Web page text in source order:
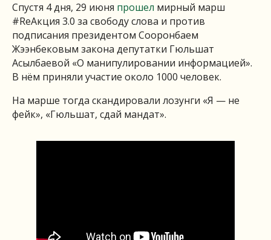
Спустя 4 дня, 29 июня прошел мирный марш
#ReАкция 3.0 за свободу слова и против
подписания президентом Сооронбаем
Жээнбековым закона депутатки Гюльшат
Асылбаевой «О манипулировании информацией».
В нём приняли участие около 1000 человек.
На марше тогда скандировали лозунги «Я — не
фейк», «Гюльшат, сдай мандат».